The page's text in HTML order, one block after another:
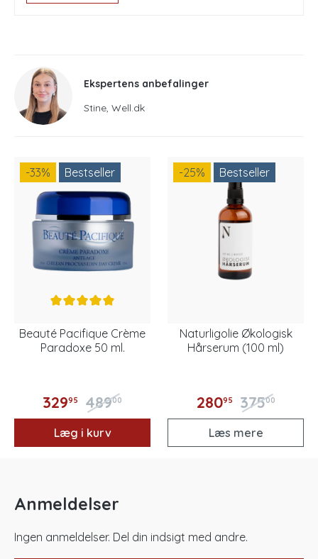
Ekspertens anbefalinger
Stine, Well.dk
-33% Bestseller
Beauté Pacifique Crème
Paradoxe 50 ml.
32995 48900
Læg i kurv
-25% Bestseller
Naturligolie Økologisk
Hårserum (100 ml)
28095 37500
Læs mere
Anmeldelser
Ingen anmeldelser. Del din indsigt med andre.